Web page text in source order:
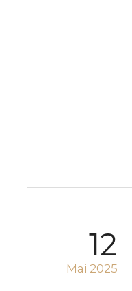
12
Mai 2025